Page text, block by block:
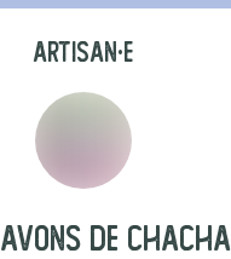
artisan·e
de ChaCha